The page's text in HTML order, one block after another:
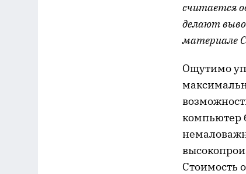
считается
делают
материале
Ощутимо
компьютер
Стоимость